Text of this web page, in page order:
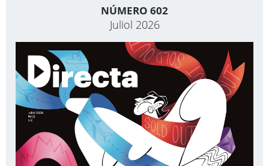
NÚMERO 602
Juliol 2026